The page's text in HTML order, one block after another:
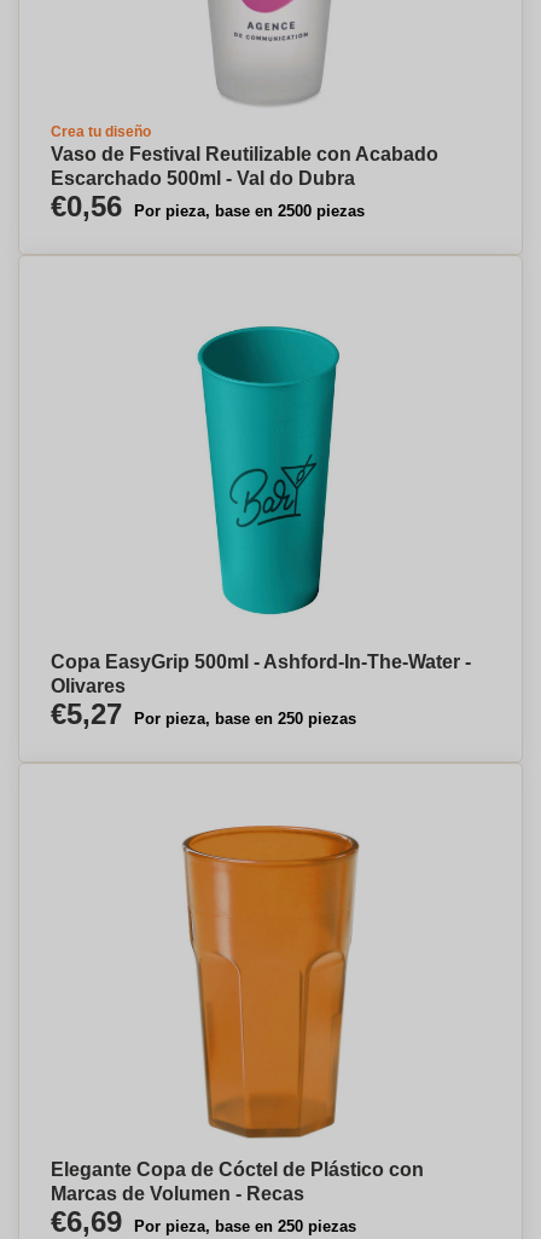
Crea tu diseño
Vaso de Festival Reutilizable con Acabado
Escarchado 500ml - Val do Dubra
€0,56 Por pieza, base en 2500 piezas
Copa EasyGrip 500ml - Ashford-In-The-Water -
Olivares
€5,27 Por pieza, base en 250 piezas
Elegante Copa de Cóctel de Plástico con
Marcas de Volumen - Recas
€6,69 Por pieza, base en 250 piezas